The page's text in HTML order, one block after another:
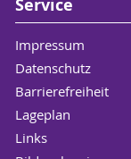
Service
Impressum
Datenschutz
Barrierefreiheit
Lageplan
Links